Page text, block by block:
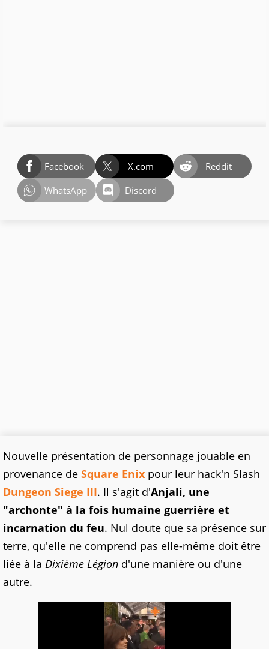
Facebook X.com
Reddit
WhatsApp
Discord
Nouvelle présentation de personnage jouable en
provenance de Square Enix pour leur hack'n Slash
Dungeon Siege III. Il s'agit d'Anjali, une
"archonte" à la fois humaine guerrière et
incarnation du feu. Nul doute que sa présence sur
terre, qu'elle ne comprend pas elle-même doit être
liée à la Dixième Légion d'une manière ou d'une
autre.